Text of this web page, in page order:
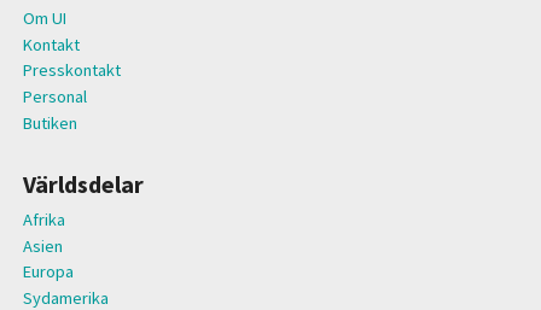
Om UI
Kontakt
Presskontakt
Personal
Butiken
Världsdelar
Afrika
Asien
Europa
Sydamerika